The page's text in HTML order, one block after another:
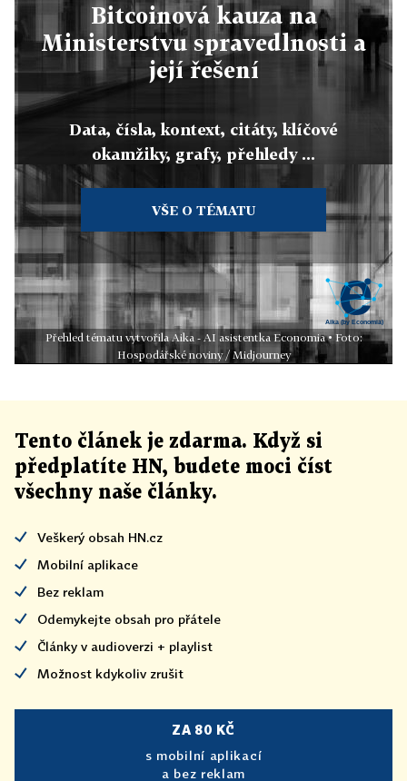
Bitcoinová kauza na
Ministerstvu spravedlnosti a
její řešení
Data, čísla, kontext, citáty, klíčové
okamžiky, grafy, přehledy ...
VŠE O TÉMATU
Přehled tématu vytvořila Aika - AI asistentka Economia • Foto:
Hospodářské noviny / Midjourney
Tento článek je zdarma. Když si
předplatíte HN, budete moci číst
všechny naše články.
Veškerý obsah HN.cz
Mobilní aplikace
Bez reklam
Odemykejte obsah pro přátele
Články v audioverzi + playlist
Možnost kdykoliv zrušit
ZA 80 KČ
s mobilní aplikací
a bez reklam